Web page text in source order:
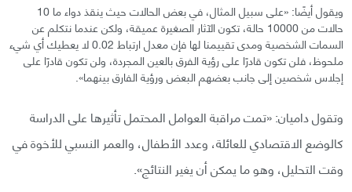
ويقول أيضًا: «على سبيل المثال، في بعض الحالات حيث ينقذ دواء ما 10
حالات من 10000 حالة، تكون الآثار الصغيرة عميقة، ولكن عندما نتكلم عن
السمات الشخصية ومدى تقييمنا لها فإن معدل ارتباط 0.02 لا يعطيك أي شيء
ملحوظ، فلن تكون قادرًا على رؤية الفرق بالعين المجردة، ولن تكون قادرًا على
إجلاس شخصين إلى جانب بعضهم البعض ورؤية الفارق بينهما».
وتقول داميان: «تمت مراقبة العوامل المحتمل تأثيرها على الدراسة
كالوضع الاقتصادي للعائلة، وعدد الأطفال، والعمر النسبي للأخوة في
وقت التحليل، وهو ما يمكن أن يغير النتائج».